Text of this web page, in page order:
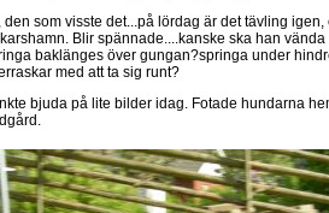
den som visste det...på lördag är det tävling
Blir spännade....kanske ska han
baklänges över gungan?springa under
med att ta sig runt?
bjuda på lite bilder idag. Fotade hundarna